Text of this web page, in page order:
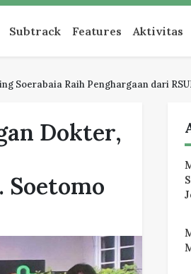
Subtrack Features Aktivitas
Soerabaia Raih Penghargaan dari
Dokter,
Soetomo